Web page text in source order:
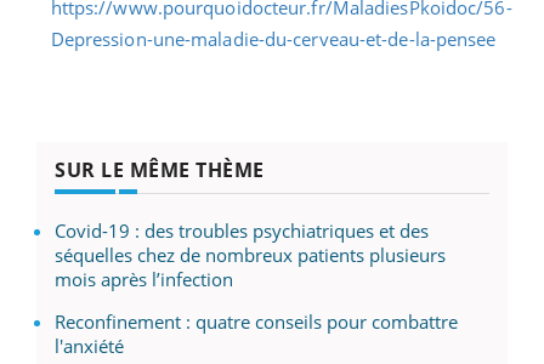
SUR LE MÊME THÈME
Covid-19 : des troubles psychiatriques et des
séquelles chez de nombreux patients plusieurs
mois après l’infection
Reconfinement : quatre conseils pour combattre
l'anxiété